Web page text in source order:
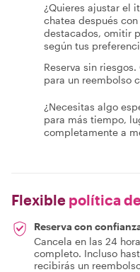
¿Quieres ajustar el
chatea después
destacados, omitir
según tus
Reserva sin
para un reembolso
¿Necesitas algo
para más tiempo,
completamente a
Flexible política
Reserva con
Cancela en las 24
completo. Incluso
recibirás un